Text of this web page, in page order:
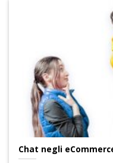
Chat negli